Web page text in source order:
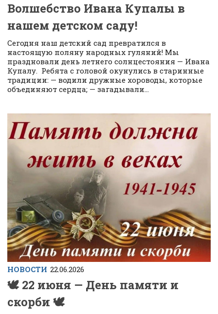
Волшебство Ивана Купалы в
нашем детском саду!
Сегодня наш детский сад превратился в
настоящую поляну народных гуляний! Мы
праздновали день летнего солнцестояния — Ивана
Купалу. Ребята с головой окунулись в старинные
традиции: — водили дружные хороводы, которые
объединяют сердца; — загадывали...
НОВОСТИ 22.06.2026
🕊 22 июня — День памяти и
скорби 🕊